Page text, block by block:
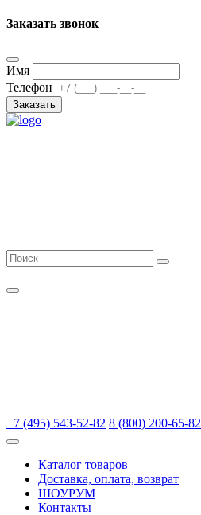
Заказать звонок
Имя
Телефон
Заказать
+7 (495) 543-52-82 8 (800) 200-65-82
Каталог товаров
Доставка, оплата, возврат
ШОУРУМ
Контакты